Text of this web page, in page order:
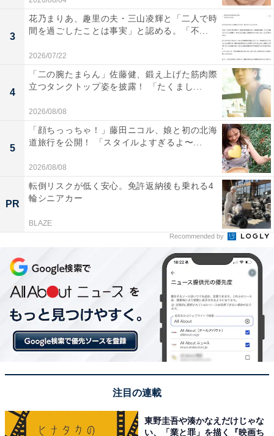
3
花乃まりあ、趣里の夫・三山凌輝と「二人で時
間を過ごしたことは事実」と認める。「不...
2026/07/22
4
「二の腕たまらん」佐藤健、鍛え上げた筋肉際
立つタンクトップ姿を披露！ 「たくまし...
2026/08/08
5
「顔ちっっちゃ！」藤田ニコル、娘と初の北海
道旅行を公開！ 「スタイルよすぎるよ〜...
2026/08/08
PR
転倒リスクが低く安心。免許返納後も乗れる4
輪シニアカー
BLAZE
Recommended by
注目の連載
東野圭吾や湊かなえだけじゃな
い、「業と罪」を描く『映画ち